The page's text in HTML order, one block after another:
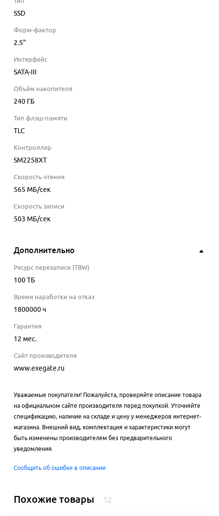
SSD
Форм-фактор
2.5"
Интерфейс
SATA-III
Объём накопителя
240 ГБ
Тип флэш-памяти
TLC
Контроллер
SM2258XT
Скорость чтения
565 МБ/сек
Скорость записи
503 МБ/сек
Дополнительно
Ресурс перезаписи (TBW)
100ТБ
Время наработки на отказ
1800000ч
Гарантия
12 мес.
Сайт производителя
www.exegate.ru
Уважаемые покупатели! Пожалуйста, проверяйте описание товара
на официальном сайте производителя перед покупкой. Уточняйте
спецификацию, наличие на складе и цену у менеджеров интернет-
магазина. Внешний вид, комплектация и характеристики могут
быть изменены производителем без предварительного
уведомления.
Сообщить об ошибке в описании
Похожие товары 12